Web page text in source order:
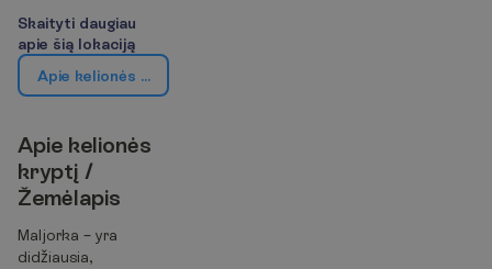
Skaityti daugiau
apie šią lokaciją
Apie kelionės kr
Apie kelionės
kryptį /
Žemėlapis
Maljorka – yra
didžiausia,